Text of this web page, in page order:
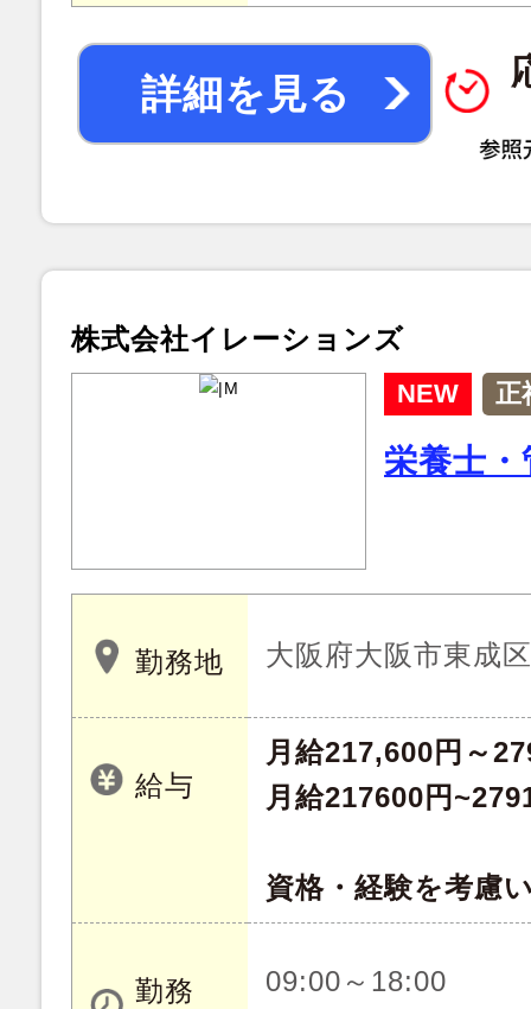
詳細を見る
株式会社イレーションズ
NEW 正
栄養士
勤務地 大阪府大阪市東成
給与
月給217,600円～
月給217600円
資格・経験を考慮
勤務
09:00～18:00